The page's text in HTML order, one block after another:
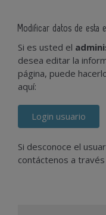
Modificar datos de esta
Si es usted el
desea editar la
página, puede
aquí:
Login usuario
Si desconoce el
contáctenos a